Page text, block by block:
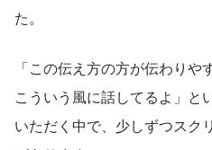
た。
「この伝え方の方が伝わり
こういう風に話してるよ」と
いただく中で、少しずつスク